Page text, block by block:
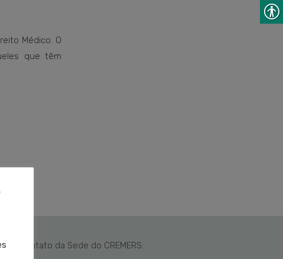
Médico. O
que têm
Contato da Sede do CREMERS: